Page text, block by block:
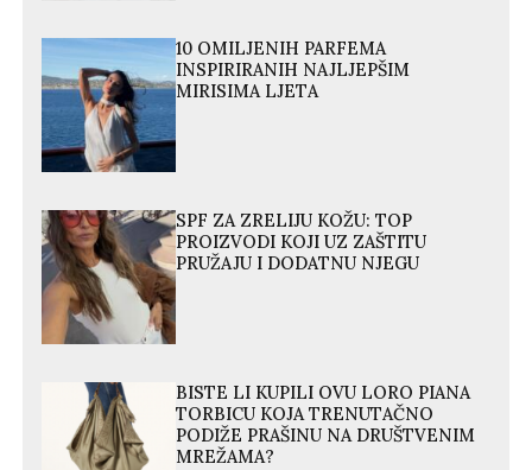
10 OMILJENIH PARFEMA
INSPIRIRANIH NAJLJEPŠIM
MIRISIMA LJETA
SPF ZA ZRELIJU KOŽU: TOP
PROIZVODI KOJI UZ ZAŠTITU
PRUŽAJU I DODATNU NJEGU
BISTE LI KUPILI OVU LORO PIANA
TORBICU KOJA TRENUTAČNO
PODIŽE PRAŠINU NA DRUŠTVENIM
MREŽAMA?